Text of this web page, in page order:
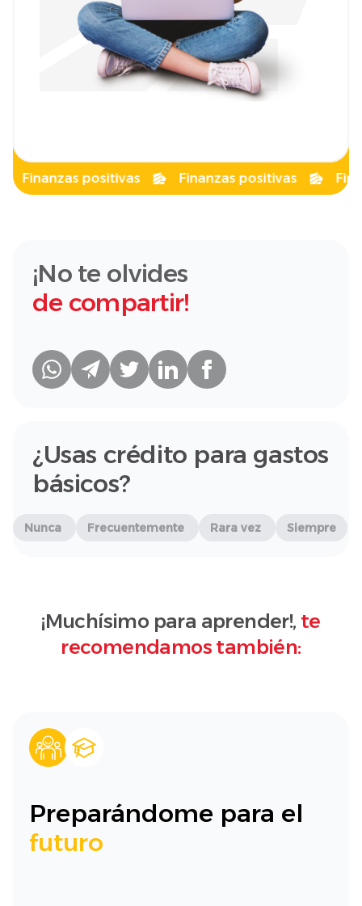
Finanzas positivas Finanzas positivas
¡No te olvides
de compartir!
¿Usas crédito para gastos
básicos?
Nunca Frecuentemente Rara vez Siempre
¡Muchísimo para aprender!, te
recomendamos también:
Preparándome para el
futuro